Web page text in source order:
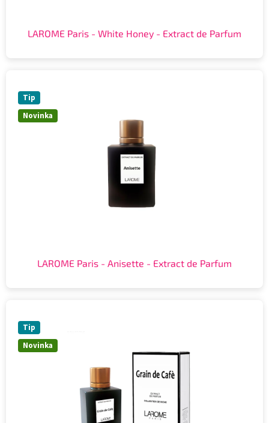
LAROME Paris - White Honey - Extract de Parfum
Novinka
Tip
LAROME Paris - Anisette - Extract de Parfum
Novinka
Tip